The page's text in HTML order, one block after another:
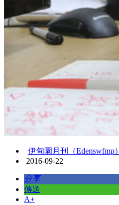
伊甸園月刊（Edenswfmp）
2016-09-22
分享
傳送
A+